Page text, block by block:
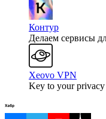
Контур
Делаем сервисы
Xeovo VPN
Key to your privacy